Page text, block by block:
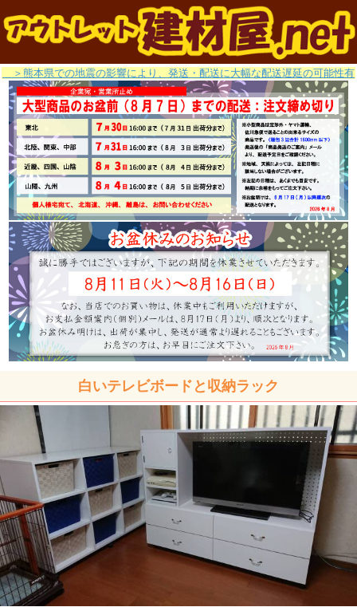
＞熊本県での地震の影響により、発送・配送に大幅な配送遅延の可能性有
白いテレビボードと収納ラック